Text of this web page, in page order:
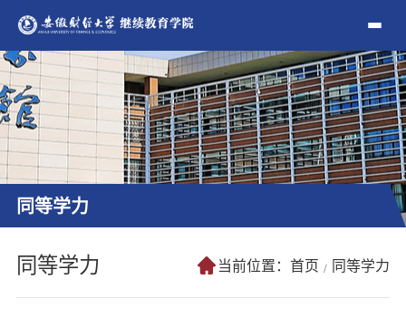
同等学力
同等学力 当前位置： 首页 同等学力